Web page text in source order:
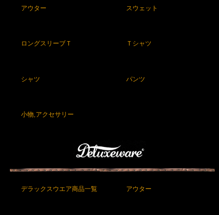
アウター スウェット
ロングスリーブＴ Ｔシャツ
シャツ パンツ
小物,アクセサリー
デラックスウエア商品一覧 アウター